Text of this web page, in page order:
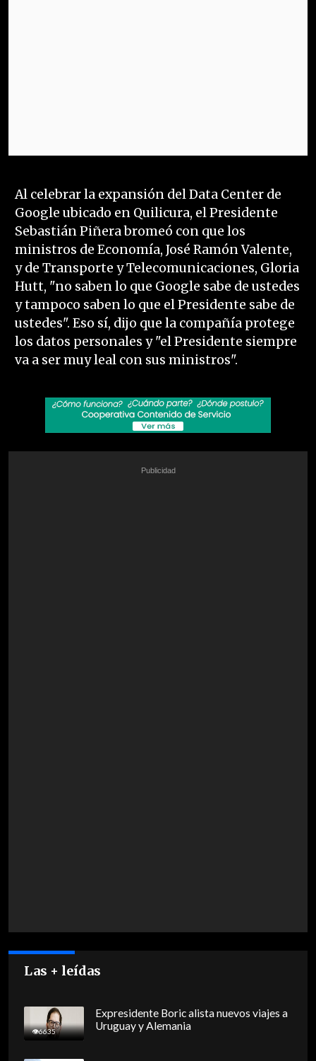
Al celebrar la expansión del Data Center de
Google ubicado en Quilicura, el Presidente
Sebastián Piñera bromeó con que los
ministros de Economía, José Ramón Valente,
y de Transporte y Telecomunicaciones, Gloria
Hutt, "no saben lo que Google sabe de ustedes
y tampoco saben lo que el Presidente sabe de
ustedes". Eso sí, dijo que la compañía protege
los datos personales y "el Presidente siempre
va a ser muy leal con sus ministros".
Las + leídas
6635
Expresidente Boric alista nuevos viajes a
Uruguay y Alemania